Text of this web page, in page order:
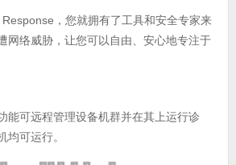
，您就拥有了工具和安全专家来
网络威胁，让您可以自由、安心地专注于
能可远程管理设备机群并在其上运行诊
均可运行。